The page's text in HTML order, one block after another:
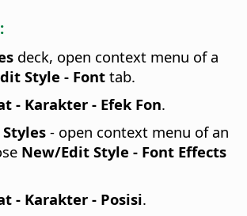
deck, open context menu of a
Style - Fonttab.
- Karakter - Efek Fon.
- open context menu of an
New/Edit Style - Font Effects
- Karakter - Posisi.